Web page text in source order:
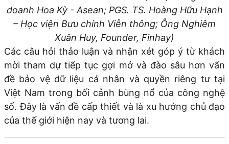
doanh Hoa Kỳ - Asean; PGS. TS. Hoàng Hữu Hạnh
– Học viện Bưu chính Viễn thông; Ông Nghiêm
Xuân Huy, Founder, Finhay)
Các câu hỏi thảo luận và nhận xét góp ý từ khách
mời tham dự tiếp tục gợi mở và đào sâu hơn vấn
đề bảo vệ dữ liệu cá nhân và quyền riêng tư tại
Việt Nam trong bối cảnh bùng nổ của công nghệ
số. Đây là vấn đề cấp thiết và là xu hướng chủ đạo
của thế giới hiện nay và tương lai.